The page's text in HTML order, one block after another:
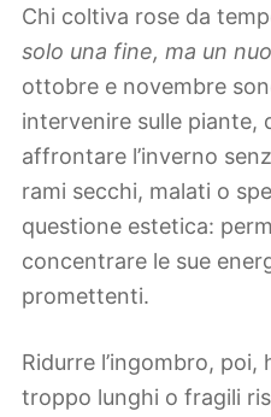
Chi coltiva rose da
solo una fine, ma un
ottobre e novembre
intervenire sulle piante,
affrontare l’inverno
rami secchi, malati o
questione estetica:
concentrare le sue
promettenti.
Ridurre l’ingombro, poi,
troppo lunghi o fragili